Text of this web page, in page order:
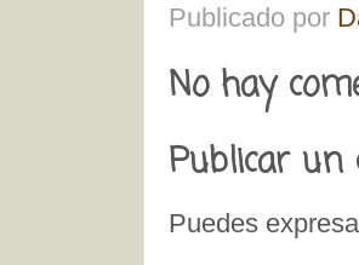
Publicado por
No hay
Publicar
Puedes